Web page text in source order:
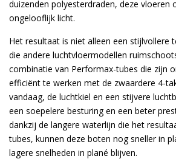
duizenden polyesterdraden, deze vloeren
ongelooflijk licht.
Het resultaat is niet alleen een stijlvollere
die andere luchtvloermodellen
combinatie van Performax-tubes die zijn
efficiënt te werken met de zwaardere 4-
vandaag, de luchtkiel en een stijvere
een soepelere besturing en een beter
dankzij de langere waterlijn die het
tubes, kunnen deze boten nog sneller in
lagere snelheden in plané blijven.